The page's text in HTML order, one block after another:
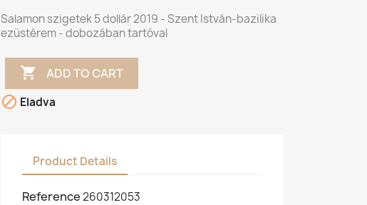
Salamon szigetek 5 dollár 2019 - Szent István-bazilika
ezüstérem - dobozában tartóval
 ADD TO CART
 Eladva
Product Details
Reference260312053